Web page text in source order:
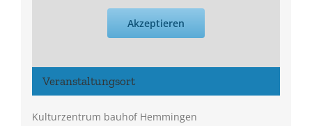
Veranstaltungsort
Kulturzentrum bauhof Hemmingen
Akzeptieren